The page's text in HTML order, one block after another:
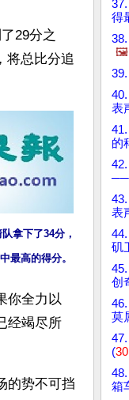
29分之
将总比分追
拿下了34分，
最高的得分。
你全力以
经竭尽所
的势不可挡
得
🖼️
表
的
──
表
矶
创
莫
(
箱